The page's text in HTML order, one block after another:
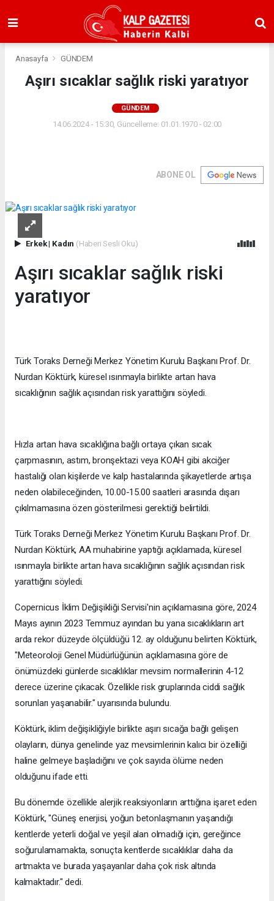
Anasayfa GÜNDEM
Aşırı sıcaklar sağlık riski yaratıyor
GÜNDEM
14.06.2024 - 15:30, Güncelleme: 01.01.1970 - 02:00
ABONE OL
Erkek| Kadın (Haberi Sesli Oku)
Aşırı sıcaklar sağlık riski
yaratıyor
Türk Toraks Derneği Merkez Yönetim Kurulu Başkanı Prof. Dr.
Nurdan Köktürk, küresel ısınmayla birlikte artan hava
sıcaklığının sağlık açısından risk yarattığını söyledi.
Hızla artan hava sıcaklığına bağlı ortaya çıkan sıcak
çarpmasının, astım, bronşektazi veya KOAH gibi akciğer
hastalığı olan kişilerde ve kalp hastalarında şikayetlerde artışa
neden olabileceğinden, 10.00-15.00 saatleri arasında dışarı
çıkılmamasına özen gösterilmesi gerektiği belirtildi.
Türk Toraks Derneği Merkez Yönetim Kurulu Başkanı Prof. Dr.
Nurdan Köktürk, AA muhabirine yaptığı açıklamada, küresel
ısınmayla birlikte artan hava sıcaklığının sağlık açısından risk
yarattığını söyledi.
Copernicus İklim Değişikliği Servisi'nin açıklamasına göre, 2024
Mayıs ayının 2023 Temmuz ayından bu yana sıcaklıkların art
arda rekor düzeyde ölçüldüğü 12. ay olduğunu belirten Köktürk,
"Meteoroloji Genel Müdürlüğünün açıklamasına göre de
önümüzdeki günlerde sıcaklıklar mevsim normallerinin 4-12
derece üzerine çıkacak. Özellikle risk gruplarında ciddi sağlık
sorunları yaşanabilir." uyarısında bulundu.
Köktürk, iklim değişikliğiyle birlikte aşırı sıcağa bağlı gelişen
olayların, dünya genelinde yaz mevsimlerinin kalıcı bir özelliği
haline gelmeye başladığını ve çok sayıda ölüme neden
olduğunu ifade etti.
Bu dönemde özellikle alerjik reaksiyonların arttığına işaret eden
Köktürk, "Güneş enerjisi, yoğun betonlaşmanın yaşandığı
kentlerde yeterli doğal ve yeşil alan olmadığı için, gereğince
soğurulamamakta, sonuçta kentlerde sıcaklıklar daha da
artmakta ve burada yaşayanlar daha çok risk altında
kalmaktadır." dedi.